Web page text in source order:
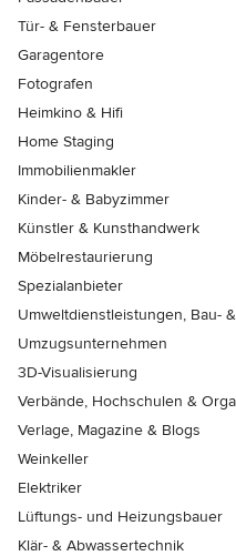
Tür- & Fensterbauer
Garagentore
Fotografen
Heimkino & Hifi
Home Staging
Immobilienmakler
Kinder- & Babyzimmer
Künstler & Kunsthandwerk
Möbelrestaurierung
Spezialanbieter
Umweltdienstleistungen, Bau-
Umzugsunternehmen
3D-Visualisierung
Verbände, Hochschulen &
Verlage, Magazine & Blogs
Weinkeller
Elektriker
Lüftungs- und Heizungsbauer
Klär- & Abwassertechnik